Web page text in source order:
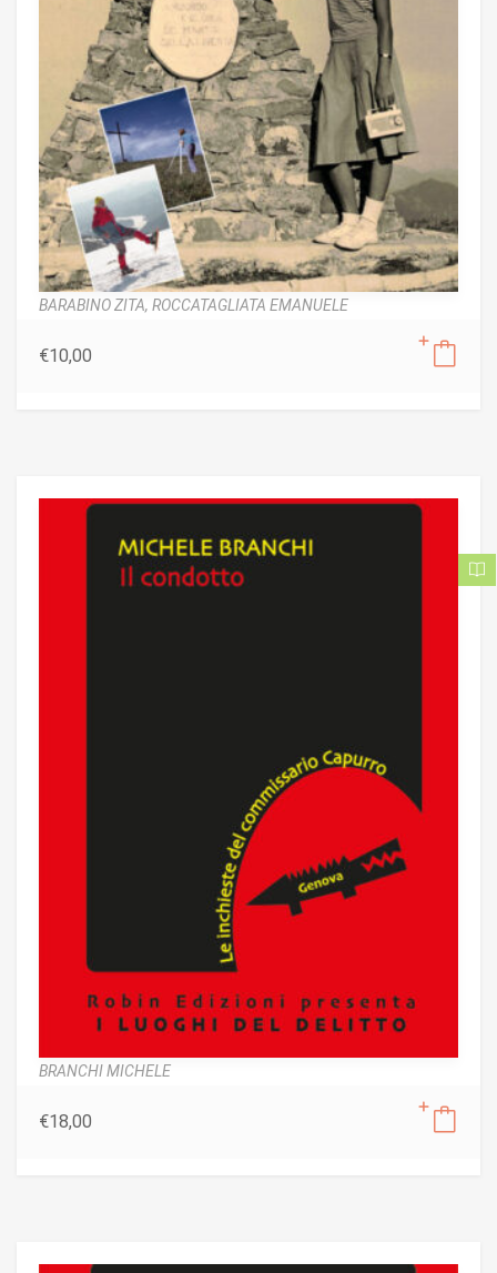
BARABINO ZITA, ROCCATAGLIATA EMANUELE
€10,00
BRANCHI MICHELE
€18,00